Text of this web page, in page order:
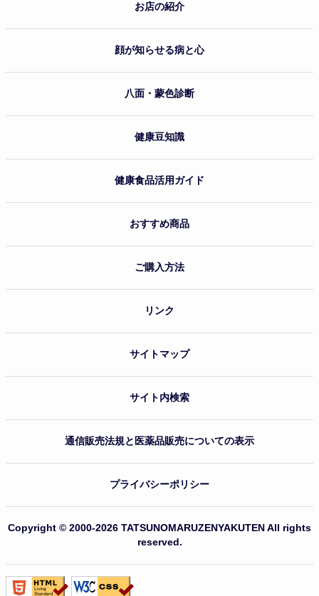
お店の紹介
顔が知らせる病と心
八面・蒙色診断
健康豆知識
健康食品活用ガイド
おすすめ商品
ご購入方法
リンク
サイトマップ
サイト内検索
通信販売法規と医薬品販売についての表示
プライバシーポリシー
Copyright © 2000-2026 TATSUNOMARUZENYAKUTEN All rights
reserved.